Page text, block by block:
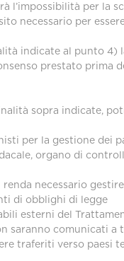
l’impossibilità per
necessario per
indicate al punto 4)
prestato prima
sopra indicate,
per la gestione dei
organo di
necessario
di obblighi di legge
esterni del
saranno comunicati a
traferiti verso paesi